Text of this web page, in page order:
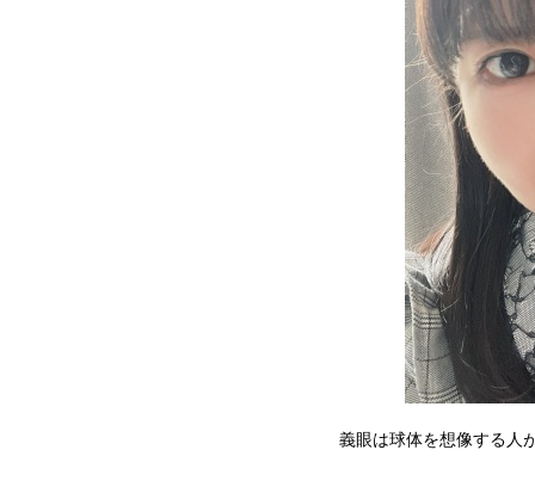
義眼は球体を想像する人